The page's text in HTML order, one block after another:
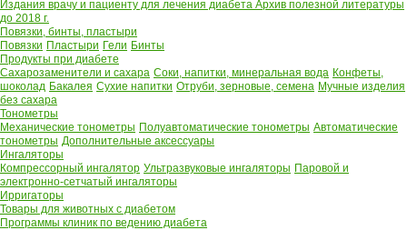
Издания врачу и пациенту для лечения диабета Архив полезной литературы
до 2018 г.
Повязки, бинты, пластыри
Повязки Пластыри Гели Бинты
Продукты при диабете
Сахарозаменители и сахара Соки, напитки, минеральная вода Конфеты,
шоколад Бакалея Сухие напитки Отруби, зерновые, семена Мучные изделия
без сахара
Тонометры
Механические тонометры Полуавтоматические тонометры Автоматические
тонометры Дополнительные аксессуары
Ингаляторы
Компрессорный ингалятор Ультразвуковые ингаляторы Паровой и
электронно-сетчатый ингаляторы
Ирригаторы
Товары для животных с диабетом
Программы клиник по ведению диабета